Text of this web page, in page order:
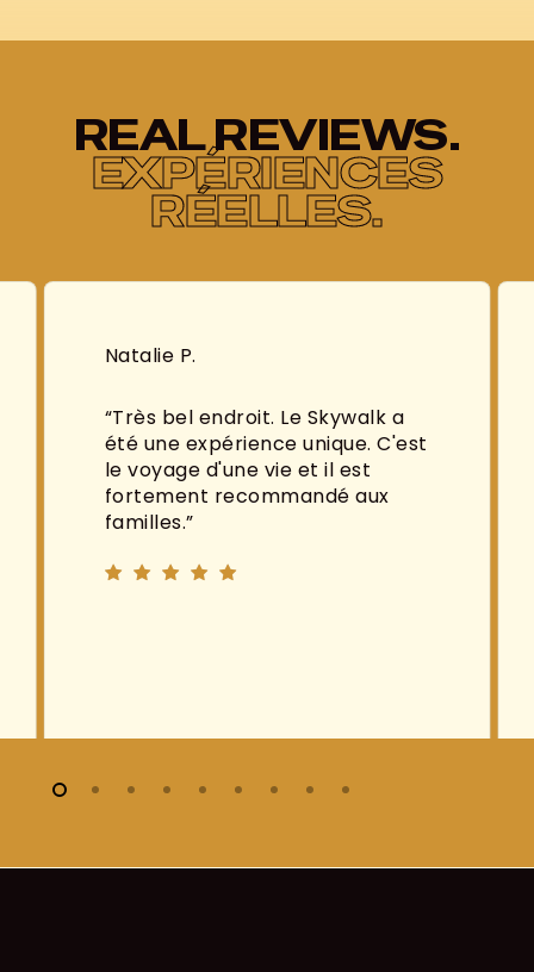
REAL REVIEWS.
EXPÉRIENCES
RÉELLES.
Skywalk a
C'est
“Nous avons conduit
Grand Canyon depuis Las
Cela a duré environ 2
bus circulaient